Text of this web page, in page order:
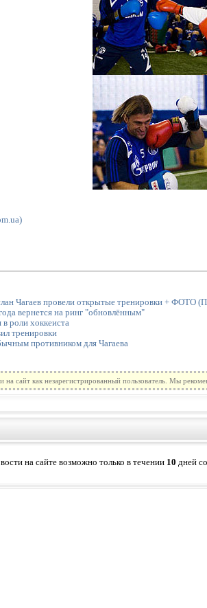
Чагаев провели открытые тренировки + ФОТО
вернется на ринг "обновлённым"
в роли хоккеиста
тренировки
противником для Чагаева
сайт как незарегистрированный пользователь. Мы
на сайте возможно только в течении 10 дней